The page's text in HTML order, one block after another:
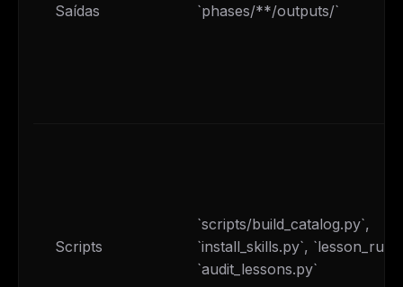
Saídas `phases/**/outputs/`
Scripts
`scripts/build_catalog.py`,
`install_skills.py`,
`audit_lessons.py`